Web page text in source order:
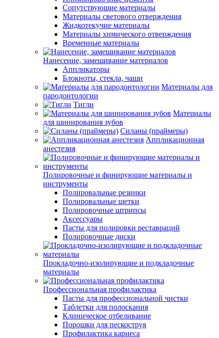
Сопутствующие материалы
Материалы светового отверждения
Жидкотекучие материалы
Материалы химического отверждения
Временные материалы
Нанесение, замешивание материалов
Аппликаторы
Блокноты, стекла, чаши
Материалы для
пародонтологии
Тигли
Материалы
для шинирования зубов
Силаны (праймеры)
Аппликационная
анестезия
Полировочные и финирующие материалы и
инструменты
Полировальные резинки
Полировальные щетки
Полировочные штрипсы
Аксессуары
Пасты для полировки реставраций
Полировочные диски
Прокладочно-изолирующие и подкладочные
материалы
Профессиональная профилактика
Пасты для профессиональной чистки
Таблетки для полоскания
Клиническое отбеливание
Порошки для пескоструя
Профилактика кариеса